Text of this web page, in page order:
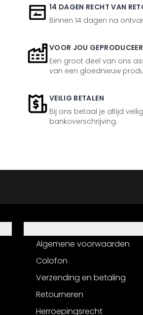
14 DAGEN RECHT VAN
Binnen 14 dagen na
VOOR JOU
Een groot deel van ons
van een gloednieuw
VEILIG BETALEN
Bij ons betaal je altijd
bankoverschrijving.
Algemene voorwaarden
Colofon
Verzending en betaling
Retourneren
Herroepingsrecht